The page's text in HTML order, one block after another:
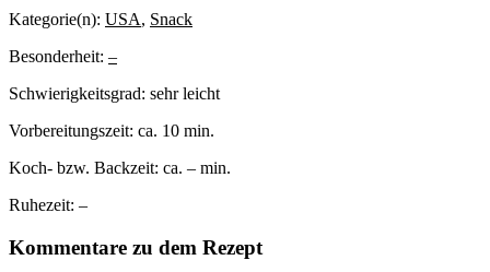
Kategorie(n): USA, Snack
Besonderheit: –
Schwierigkeitsgrad: sehr leicht
Vorbereitungszeit: ca. 10 min.
Koch- bzw. Backzeit: ca. – min.
Ruhezeit: –
Kommentare zu dem Rezept